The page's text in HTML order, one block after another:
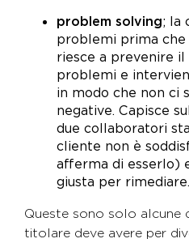
problem solving; la
problemi prima che
riesce a prevenire
problemi e
in modo che non ci
negative. Capisce
due collaboratori
cliente non è
afferma di esserlo)
giusta per rimediare.
Queste sono solo alcune
titolare deve avere per